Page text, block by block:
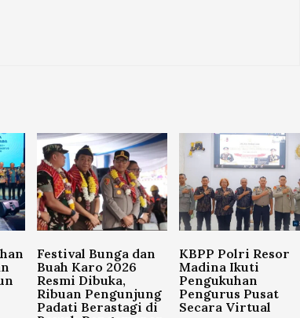
Festival Bunga dan
Buah Karo 2026
Resmi Dibuka,
Ribuan Pengunjung
Padati Berastagi di
KBPP Polri Resor
Madina Ikuti
Pengukuhan
Pengurus Pusat
Secara Virtual